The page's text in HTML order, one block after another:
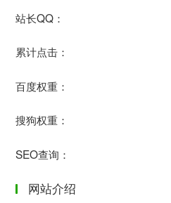
站长QQ：
累计点击：
百度权重：
搜狗权重：
SEO查询：
网站介绍